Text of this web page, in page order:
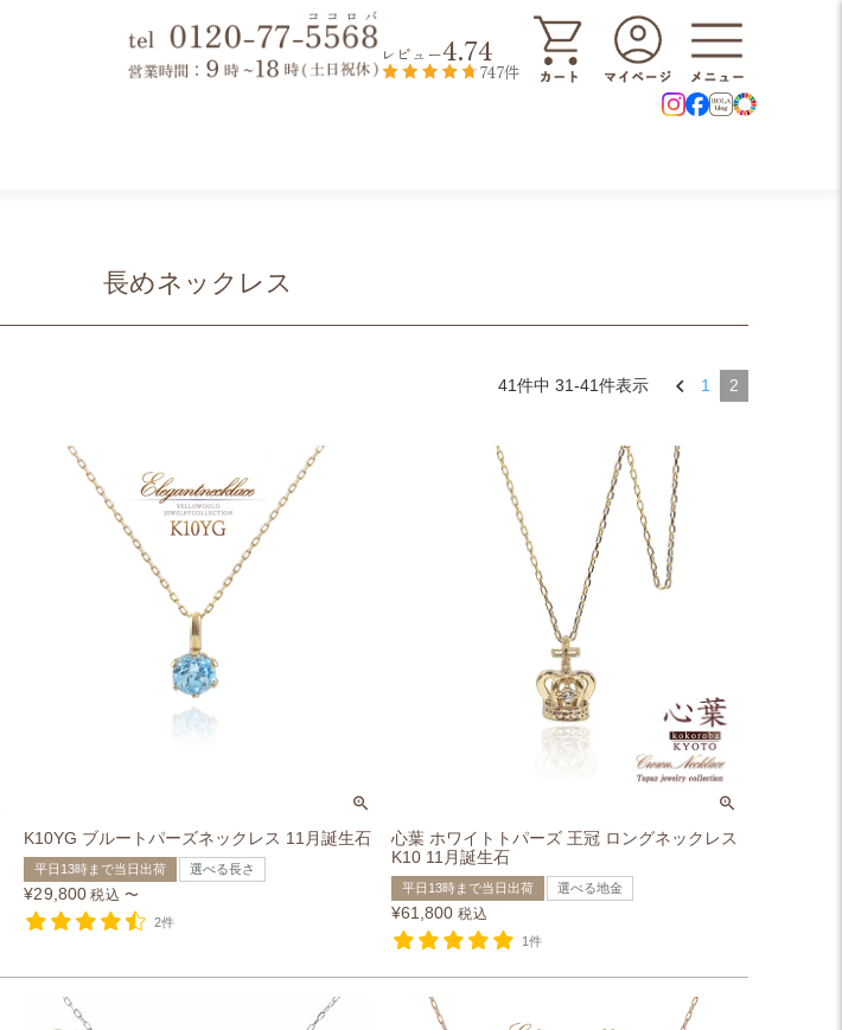
レビュー4.74
747件
長めネックレス
41件中 31-41件表示 1 2
K10YG ブルートパーズネックレス 11月誕生石
平日13時まで当日出荷 選べる長さ
¥29,800 税込 〜
2件
心葉 ホワイトトパーズ 王冠 ロングネックレス
K10 11月誕生石
平日13時まで当日出荷 選べる地金
¥61,800 税込
1件